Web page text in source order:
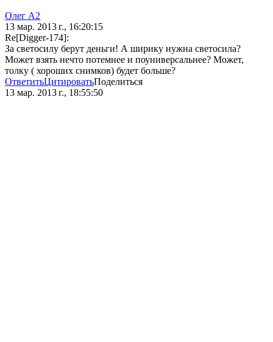
Олег А2
13 мар. 2013 г., 16:20:15
Re[Digger-174]:
За светосилу берут деньги! А ширику нужна светосила?
Может взять нечто потемнее и поуниверсальнее? Может,
толку ( хороших снимков) будет больше?
ОтветитьЦитироватьПоделиться
13 мар. 2013 г., 18:55:50